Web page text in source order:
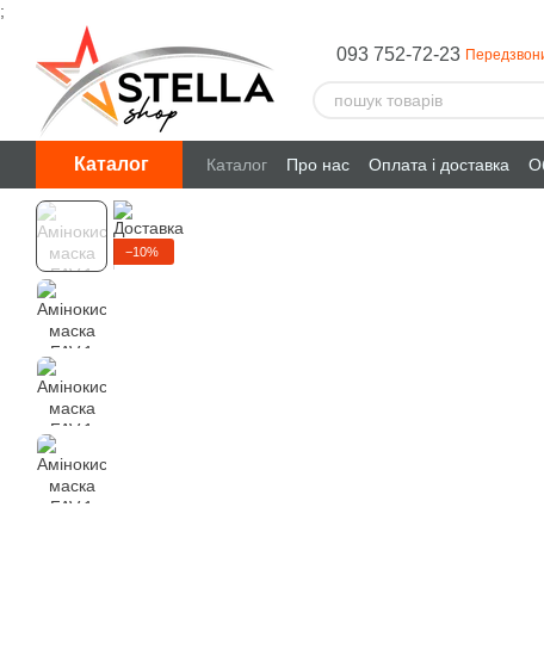
;
Перейти до основного контенту
093 752-72-23
Каталог Каталог Про нас Оплата і доставка
−10%